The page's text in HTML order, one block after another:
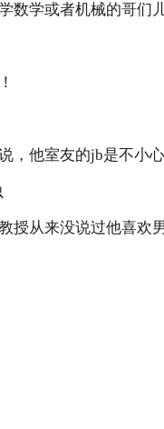
数学或者机械的哥们
，他室友的jb是不小
授从来没说过他喜欢